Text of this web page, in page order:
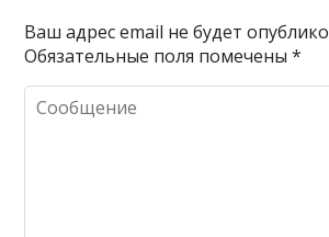
Ваш адрес email не будет
Обязательные поля помечены*